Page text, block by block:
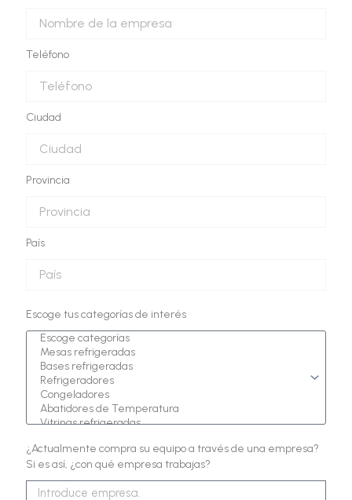
Teléfono
Ciudad
Provincia
País
Escoge tus categorías de interés
¿Actualmente compra su equipo a través de una empresa?
Si es así, ¿con qué empresa trabajas?